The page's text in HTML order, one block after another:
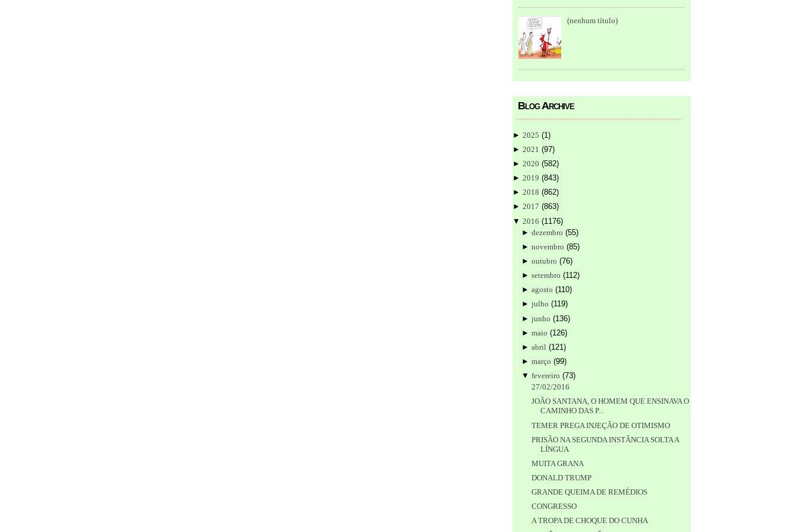
(nenhum título)
Blog Archive
► 2025 (1 )
► 2021 (97)
► 2020 (582)
► 2019 (843)
► 2018 (862)
► 2017 (863)
▼ 2016 (1176)
►dezembro (55)
►novembro (85)
►outubro (76)
►setembro (112)
►agosto (110)
►julho (119)
►junho (136)
►maio (126)
►abril (121)
►março (99)
▼fevereiro (73)
27/02/2016
JOÃO SANTANA, O HOMEM QUE ENSINAVA O
CAMINHO DAS P...
TEMER PREGA INJEÇÃO DE OTIMISMO
PRISÃO NA SEGUNDA INSTÂNCIA SOLTA A
LÍNGUA
MUITA GRANA
DONALD TRUMP
GRANDE QUEIMA DE REMÉDIOS
CONGRESSO
A TROPA DE CHOQUE DO CUNHA